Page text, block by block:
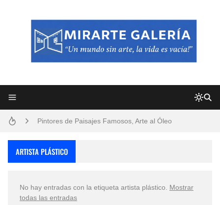
Pintores de Paisajes Famosos, Arte al Óleo
ARTISTA PLÁSTICO
No hay entradas con la etiqueta artista plástico
Mostrar
todas las entradas